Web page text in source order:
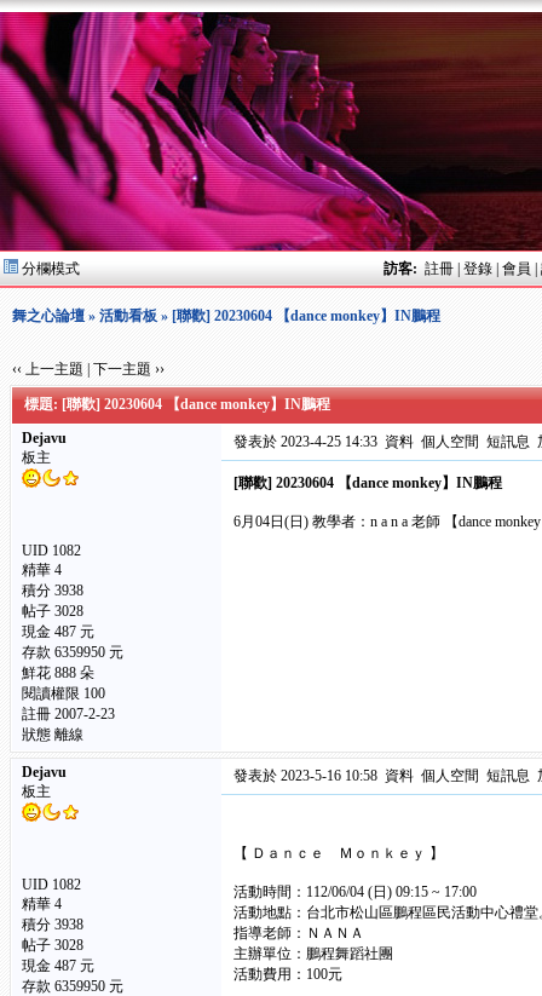
分欄模式 訪客: 註冊| 登錄| 會員
舞之心論壇» 活動看板» [聯歡] 20230604 【dance monkey】IN鵬程
‹‹ 上一主題 下一主題 ››
標題: [聯歡] 20230604 【dance monkey】IN鵬程
Dejavu
板主
UID 1082
精華 4
積分 3938
帖子 3028
現金 487 元
存款 6359950 元
鮮花 888 朵
閱讀權限 100
註冊 2007-2-23
狀態 離線
發表於 2023-4-25 14:33 資料 個人空間 短訊息
[聯歡] 20230604 【dance monkey】IN鵬程
6月04日(日) 教學者：n a n a 老師 【dance
Dejavu
板主
UID 1082
精華 4
積分 3938
帖子 3028
現金 487 元
存款 6359950 元
發表於 2023-5-16 10:58 資料 個人空間 短訊息
【 Ｄａｎｃｅ Ｍｏｎｋｅｙ 】
活動時間：112/06/04 (日) 09:15 ~ 17:00
活動地點：台北市松山區鵬程區民活動中心禮堂
指導老師：ＮＡＮＡ
主辦單位：鵬程舞蹈社團
活動費用：100元